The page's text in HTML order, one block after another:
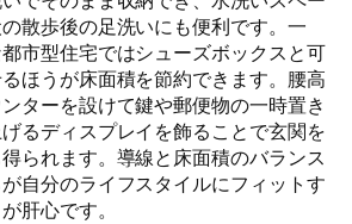
散歩後の足洗いにも便利です。一
市型住宅ではシューズボックスと可
ほうが床面積を節約できます。腰高
ターを設けて鍵や郵便物の一時置き
るディスプレイを飾ることで玄関を
られます。導線と床面積のバランス
自分のライフスタイルにフィットす
肝心です。